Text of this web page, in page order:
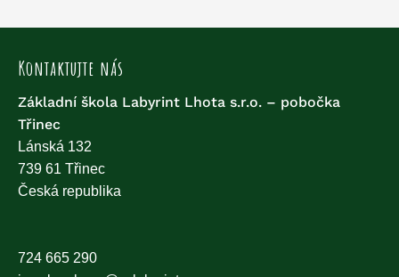
Kontaktujte nás
Základní škola Labyrint Lhota s.r.o. – pobočka
Třinec
Lánská 132
739 61 Třinec
Česká republika
724 665 290